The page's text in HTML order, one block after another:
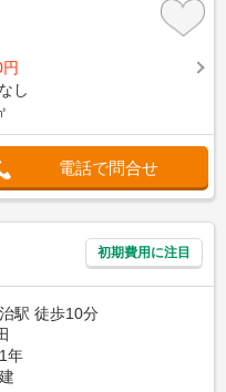
なし
電話で問合せ
初期費用に注目
駅 徒歩10分
年